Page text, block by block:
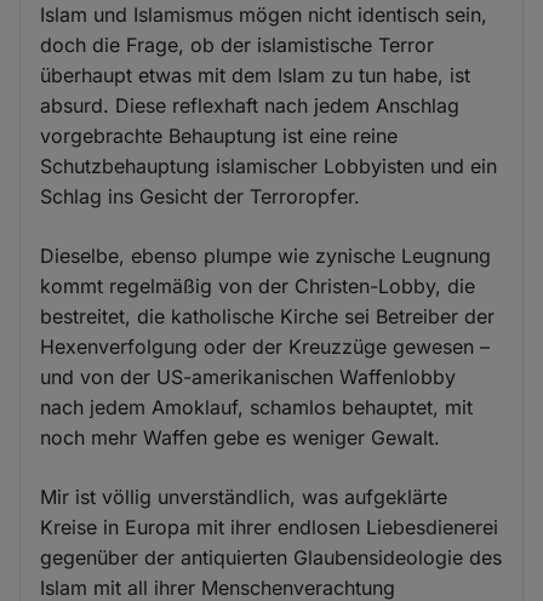
Islam und Islamismus mögen nicht identisch sein,
doch die Frage, ob der islamistische Terror
überhaupt etwas mit dem Islam zu tun habe, ist
absurd. Diese reflexhaft nach jedem Anschlag
vorgebrachte Behauptung ist eine reine
Schutzbehauptung islamischer Lobbyisten und ein
Schlag ins Gesicht der Terroropfer.
Dieselbe, ebenso plumpe wie zynische Leugnung
kommt regelmäßig von der Christen-Lobby, die
bestreitet, die katholische Kirche sei Betreiber der
Hexenverfolgung oder der Kreuzzüge gewesen –
und von der US-amerikanischen Waffenlobby
nach jedem Amoklauf, schamlos behauptet, mit
noch mehr Waffen gebe es weniger Gewalt.
Mir ist völlig unverständlich, was aufgeklärte
Kreise in Europa mit ihrer endlosen Liebesdienerei
gegenüber der antiquierten Glaubensideologie des
Islam mit all ihrer Menschenverachtung